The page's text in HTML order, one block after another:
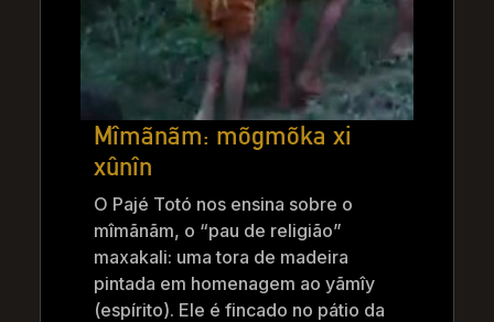
Mîmãnãm: mõgmõka xi
xûnîn
O Pajé Totó nos ensina sobre o
mîmãnãm, o “pau de religião”
maxakali: uma tora de madeira
pintada em homenagem ao yãmîy
(espírito). Ele é fincado no pátio da